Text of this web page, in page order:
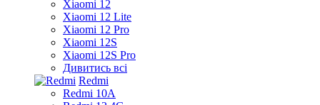
Xiaomi 12
Xiaomi 12 Lite
Xiaomi 12 Pro
Xiaomi 12S
Xiaomi 12S Pro
Дивитись всі
Redmi
Redmi 10A